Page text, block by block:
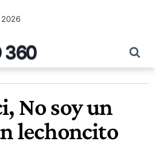
2026
360
No soy un
lechoncito